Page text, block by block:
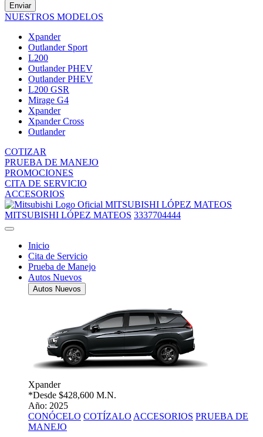
Enviar
NUESTROS MODELOS
Xpander
Outlander Sport
L200
Outlander PHEV
Outlander PHEV
L200 GSR
Mirage G4
Xpander
Xpander Cross
Outlander
COTIZAR
PRUEBA DE MANEJO
PROMOCIONES
CITA DE SERVICIO
ACCESORIOS
MITSUBISHI LÓPEZ MATEOS
MITSUBISHI LÓPEZ MATEOS 3337704444
Inicio
Cita de Servicio
Prueba de Manejo
Autos Nuevos
Autos Nuevos
Xpander
*Desde $428,600 M.N.
Año: 2025
CONÓCELO COTÍZALO ACCESORIOS PRUEBA DE
MANEJO